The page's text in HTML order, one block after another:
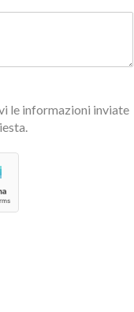
le informazioni inviate